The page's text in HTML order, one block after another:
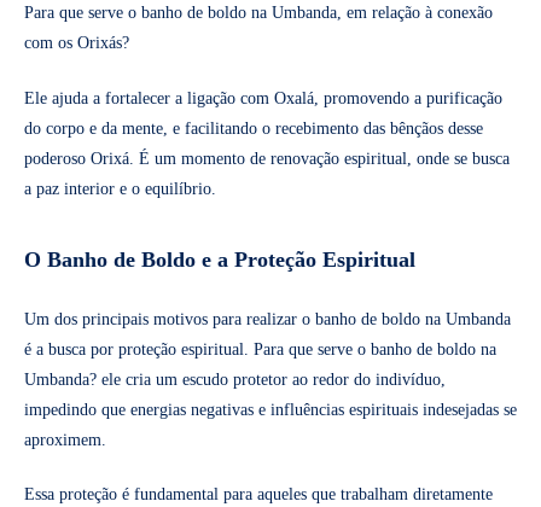
Para que serve o banho de boldo na Umbanda, em relação à conexão
com os Orixás?
Ele ajuda a fortalecer a ligação com Oxalá, promovendo a purificação
do corpo e da mente, e facilitando o recebimento das bênçãos desse
poderoso Orixá. É um momento de renovação espiritual, onde se busca
a paz interior e o equilíbrio.
O Banho de Boldo e a Proteção Espiritual
Um dos principais motivos para realizar o banho de boldo na Umbanda
é a busca por proteção espiritual. Para que serve o banho de boldo na
Umbanda? ele cria um escudo protetor ao redor do indivíduo,
impedindo que energias negativas e influências espirituais indesejadas se
aproximem.
Essa proteção é fundamental para aqueles que trabalham diretamente